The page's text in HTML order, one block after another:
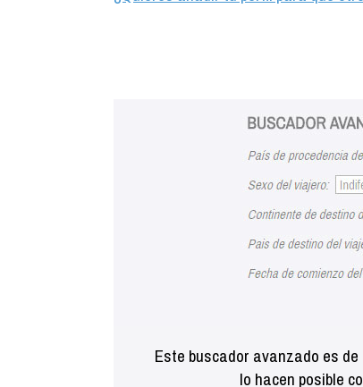
Este buscador avanzado es
lo hacen posible